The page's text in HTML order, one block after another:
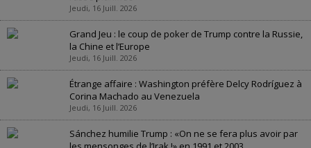
Jeudi, 16 Juill. 2026
Grand Jeu : le coup de poker de Trump contre la Russie,
la Chine et l’Europe
Jeudi, 16 Juill. 2026
Étrange affaire : Washington préfère Delcy Rodríguez à
Corina Machado au Venezuela
Jeudi, 16 Juill. 2026
Sánchez humilie Trump : «On ne se fera plus avoir par